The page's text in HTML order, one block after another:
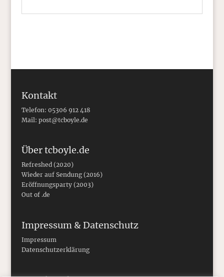
Kontakt
Telefon: 05306 912 418
Mail: post@tcboyle.de
Über tcboyle.de
Refreshed (2020)
Wieder auf Sendung (2016)
Eröffnungsparty (2003)
Out of .de
Impressum & Datenschutz
Impressum
Datenschutzerklärung